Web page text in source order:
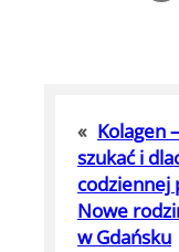
« Kolagen
szukać i
codziennej
Nowe
w Gdańsku